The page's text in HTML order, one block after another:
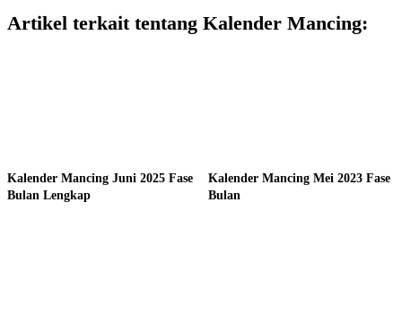
Artikel terkait tentang Kalender Mancing:
Kalender Mancing Juni 2025 Fase
Bulan Lengkap
Kalender Mancing Mei 2023 Fase
Bulan